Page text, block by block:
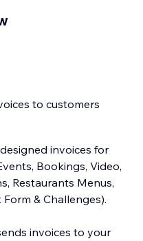
to customers
invoices for
Bookings, Video,
Restaurants Menus,
& Challenges).
invoices to your